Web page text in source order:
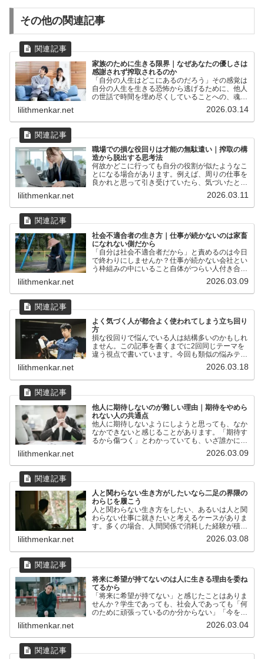
その他の関連記事
家族のために生きる限界｜なぜあなたの優しさは
感謝されず搾取されるのか
「自分の人生はどこにあるのだろう」その感覚は
自分の人生を生きる恐怖から逃げるために、他人
の世話で時間を埋め尽くしていることへの、魂の
lilithmenkar.net 2026.03.14
職場での損な役回りは才能の無駄遣い｜搾取の構
造から脱出する思考法
何故かどこに行っても自分の役割が似たようなこ
とになる場合があります。例えば、周りの仕事を
良かれと思って引き受けていたら、気づいたとき
には自分だけ仕事が増えていて、損な役回りにな
っていたというケースです。職場で仕事を押し付
けられ、家に帰れば家...
lilithmenkar.net 2026.03.11
社会不適合者の生き方｜仕事が続かないのは家畜
になれない側だから
「自分は社会不適合者だから」と責めるのは今日
で終わりにしませんか？仕事が続かない会社とい
う枠組みの中にいること自体がつらい人付き合い
が苦手そもそも生きるための日常作業が億劫でし
かない働きたくない！ごろごろしたい！何もした
くない！何かさせよう...
lilithmenkar.net 2026.03.09
よく気づく人が都合よく使われてしまう立ち回り
方
損な役回りで悩んでいる人は結構多いのかもしれ
ません。この記事を書くまでに2回同じテーマを
違う視点で書いています。今回も類似の悩みテー
マとして、よく気づく人が損をすることについて
取り上げてみようと思います。ありがちな悩みの
例職場で改善した方が...
lilithmenkar.net 2026.03.18
他人に期待しないのが難しい理由｜期待をやめら
れない人の共通点
他人に期待しないようにしようと思っても、なか
なかできないと感じることがあります。「期待す
るから傷つく」とわかっていても、いざ誰かに何
かをお願いしたとき、気づけばまた結果を待って
いる。裏切られるたびに「もう期待しない」と決
めるのに、また同じこ...
lilithmenkar.net 2026.03.09
人と関わらない生き方がしたいなら二足の界隈の
わらじを履こう
人と関わらない生き方をしたい、あるいは人と関
わらない仕事に就きたいと考えるケースがありま
す。多くの場合、人間関係で消耗した経験が積み
重なった結果として「一人でいる方が楽だ」と思
い至ることが多いようです。ただ、その感覚を周
囲に話すと「逃げてい...
lilithmenkar.net 2026.03.08
将来に希望が持てないのは人に生きる理由を委ね
てるから
「将来に希望が持てない」と感じたことはありま
せんか？学生であっても、社会人であっても「何
のために頑張っているのか分からない」「今を乗
り越えても、また次の苦しさが来るだけに思え
る」そうした感覚を持つ人は、今どき珍しくない
ようです。（日本の自殺...
lilithmenkar.net 2026.03.04